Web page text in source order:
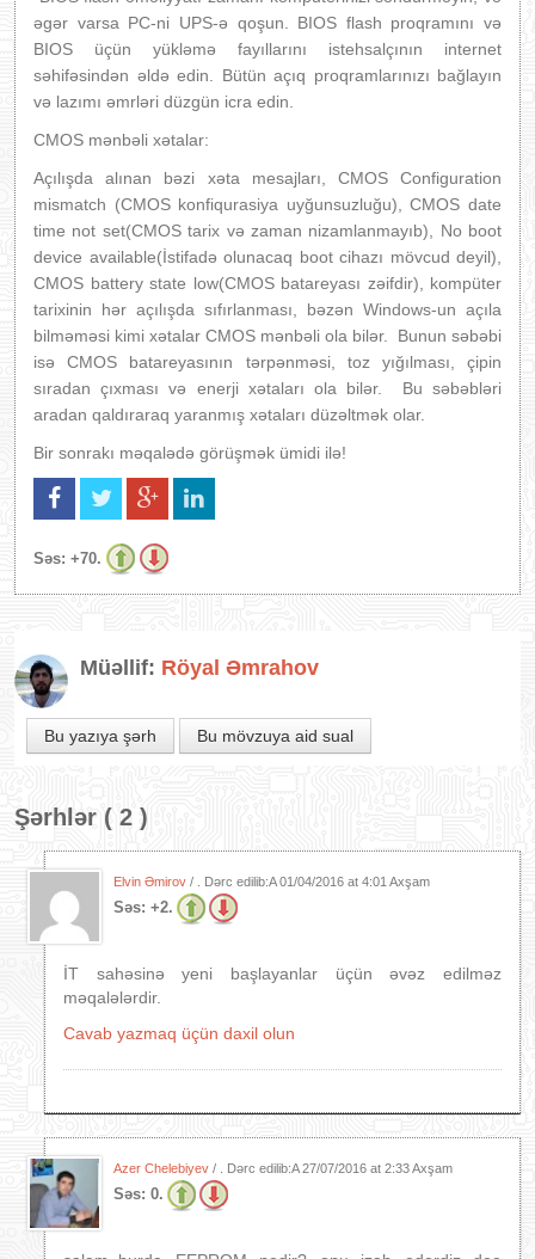
əgər varsa PC-ni UPS-ə qoşun. BIOS flash proqramını və
BIOS üçün yükləmə fayıllarını istehsalçının internet
səhifəsindən əldə edin. Bütün açıq proqramlarınızı bağlayın
və lazımı əmrləri düzgün icra edin.
CMOS mənbəli xətalar:
Açılışda alınan bəzi xəta mesajları, CMOS Configuration
mismatch (CMOS konfiqurasiya uyğunsuzluğu), CMOS date
time not set(CMOS tarix və zaman nizamlanmayıb), No boot
device available(İstifadə olunacaq boot cihazı mövcud deyil),
CMOS battery state low(CMOS batareyası zəifdir), kompüter
tarixinin hər açılışda sıfırlanması, bəzən Windows-un açıla
bilməməsi kimi xətalar CMOS mənbəli ola bilər. Bunun səbəbi
isə CMOS batareyasının tərpənməsi, toz yığılması, çipin
sıradan çıxması və enerji xətaları ola bilər. Bu səbəbləri
aradan qaldıraraq yaranmış xətaları düzəltmək olar.
Bir sonrakı məqalədə görüşmək ümidi ilə!
Səs: +70.
Müəllif: Röyal Əmrahov
Bu yazıya şərh Bu mövzuya aid sual
Şərhlər ( 2 )
Elvin Əmirov / . Dərc edilib:A01/04/2016 at 4:01 Axşam
Səs: +2.
İT sahəsinə yeni başlayanlar üçün əvəz edilməz
məqalələrdir.
Cavab yazmaq üçün daxil olun
Azer Chelebiyev / . Dərc edilib:A27/07/2016 at 2:33 Axşam
Səs: 0.